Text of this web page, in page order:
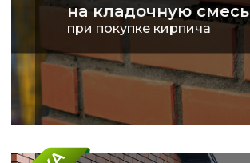
на кладочную смесь
при покупке кирпича